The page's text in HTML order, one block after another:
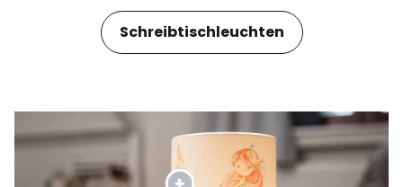
Schreibtischleuchten